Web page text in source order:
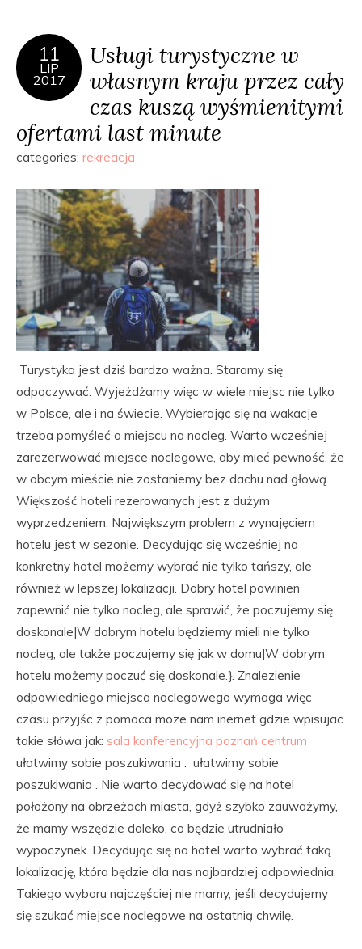
11
LIP
2017
Usługi turystyczne w
własnym kraju przez cały
czas kuszą wyśmienitymi
ofertami last minute
categories: rekreacja
Turystyka jest dziś bardzo ważna. Staramy się
odpoczywać. Wyjeżdżamy więc w wiele miejsc nie tylko
w Polsce, ale i na świecie. Wybierając się na wakacje
trzeba pomyśleć o miejscu na nocleg. Warto wcześniej
zarezerwować miejsce noclegowe, aby mieć pewność, że
w obcym mieście nie zostaniemy bez dachu nad głową.
Większość hoteli rezerowanych jest z dużym
wyprzedzeniem. Największym problem z wynajęciem
hotelu jest w sezonie. Decydując się wcześniej na
konkretny hotel możemy wybrać nie tylko tańszy, ale
również w lepszej lokalizacji. Dobry hotel powinien
zapewnić nie tylko nocleg, ale sprawić, że poczujemy się
doskonale|W dobrym hotelu będziemy mieli nie tylko
nocleg, ale także poczujemy się jak w domu|W dobrym
hotelu możemy poczuć się doskonale.}. Znalezienie
odpowiedniego miejsca noclegowego wymaga więc
czasu przyjśc z pomoca moze nam inernet gdzie wpisujac
takie słówa jak: sala konferencyjna poznań centrum
ułatwimy sobie poszukiwania . ułatwimy sobie
poszukiwania . Nie warto decydować się na hotel
położony na obrzeżach miasta, gdyż szybko zauważymy,
że mamy wszędzie daleko, co będzie utrudniało
wypoczynek. Decydując się na hotel warto wybrać taką
lokalizację, która będzie dla nas najbardziej odpowiednia.
Takiego wyboru najczęściej nie mamy, jeśli decydujemy
się szukać miejsce noclegowe na ostatnią chwilę.